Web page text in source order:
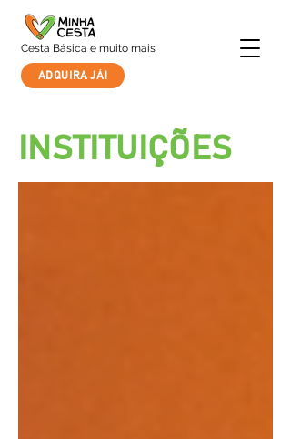
Cesta Básica e muito mais
ADQUIRA JÁ!
INSTITUIÇÕES